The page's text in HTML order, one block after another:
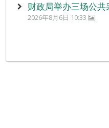
财政局举办三场公
2026年8月6日 10:33